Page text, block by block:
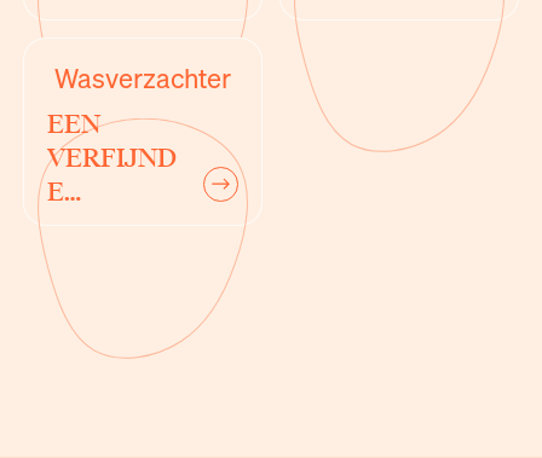
Wasverzachter
EEN
VERFIJND
E
D
next